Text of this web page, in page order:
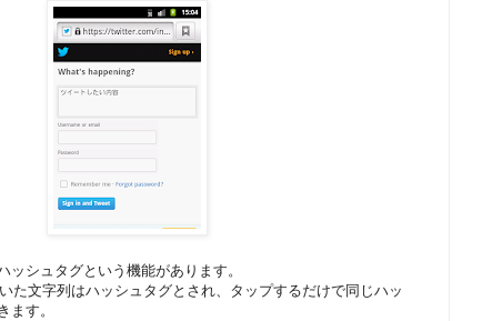
ッシュタグという機能があります。
た文字列はハッシュタグとされ、タップするだけで同じハッ
ます。